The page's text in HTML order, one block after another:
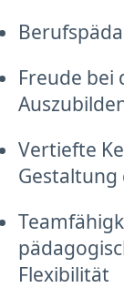
Freude bei
Vertiefte
Gestaltung
Flexibilität